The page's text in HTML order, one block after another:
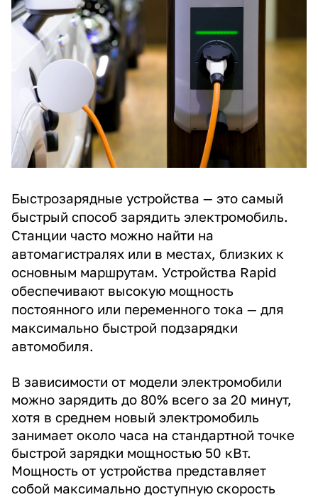
Быстрозарядные устройства — это самый
быстрый способ зарядить электромобиль.
Станции часто можно найти на
автомагистралях или в местах, близких к
основным маршрутам. Устройства Rapid
обеспечивают высокую мощность
постоянного или переменного тока — для
максимально быстрой подзарядки
автомобиля.
В зависимости от модели электромобили
можно зарядить до 80% всего за 20 минут,
хотя в среднем новый электромобиль
занимает около часа на стандартной точке
быстрой зарядки мощностью 50 кВт.
Мощность от устройства представляет
собой максимально доступную скорость